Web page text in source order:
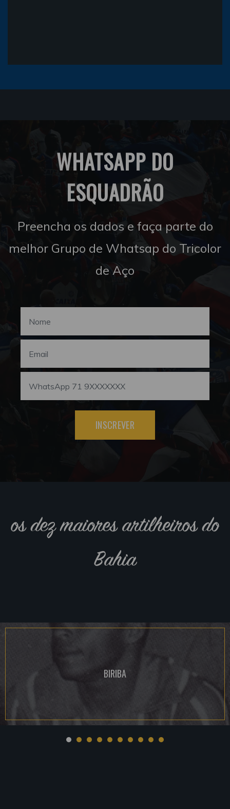
WHATSAPP DO
ESQUADRÃO
Preencha os dados e faça parte do
melhor Grupo de Whatsap do Tricolor
de Aço
INSCREVER
os dez maiores artilheiros do
Bahia
BIRIBA